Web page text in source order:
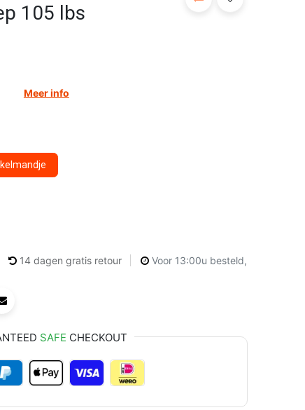
105 lbs
Meer info
14 dagen gratis retour
Voor 13:00u besteld,
SAFE CHECKOUT